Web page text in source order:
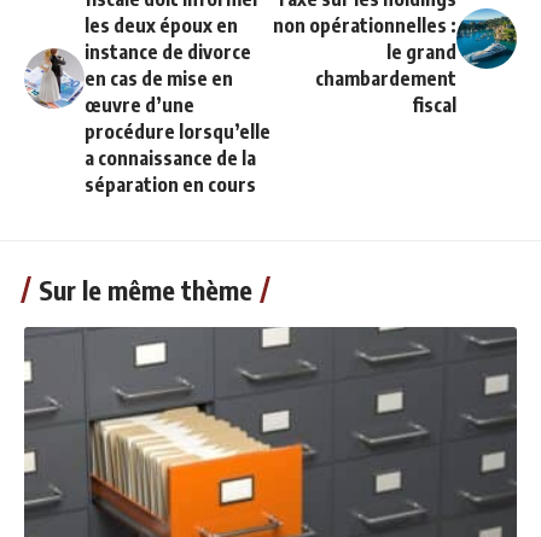
les deux époux en
instance de divorce
en cas de mise en
œuvre d’une
procédure lorsqu’elle
a connaissance de la
séparation en cours
non opérationnelles :
le grand
chambardement
fiscal
Sur le même thème